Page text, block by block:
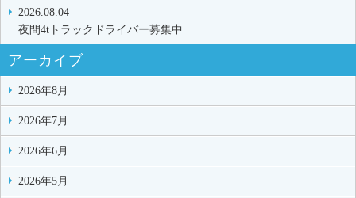
2026.08.04
夜間4tトラックドライバー募集中
アーカイブ
2026年8月
2026年7月
2026年6月
2026年5月